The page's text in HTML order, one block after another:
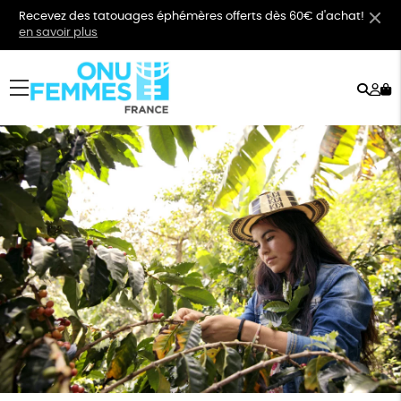
Recevez des tatouages éphémères offerts dès 60€ d'achat!
en savoir plus
menu